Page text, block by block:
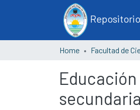
Home Facultad de
secundaria